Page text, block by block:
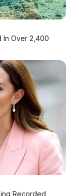
Bali
otomotif harian.
In Over 2,400
Recorded